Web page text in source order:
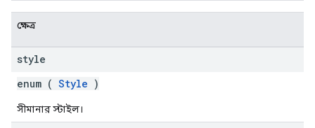
ক্ষেত্র
style
enum ( Style )
সীমানার স্টাইল।